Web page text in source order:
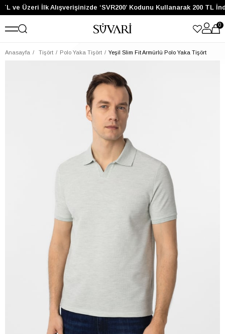
ve Üzeri İlk Alışverişinizde ‘SVR200’ Kodunu Kullanarak 200 TL
0
Anasayfa Tişört Polo Yaka Tişört Yeşil Slim Fit Armürlü Polo Yaka Tişört